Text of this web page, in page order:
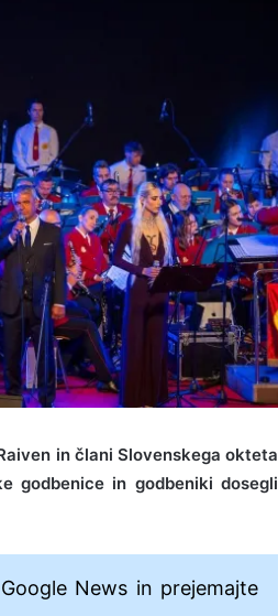
in člani Slovenskega okteta
godbenice in godbeniki dosegli
News in prejemajte